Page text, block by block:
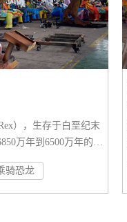
），生存于白垩纪末
万年到6500万年的白
美国与加拿大，是最晚
骑恐龙